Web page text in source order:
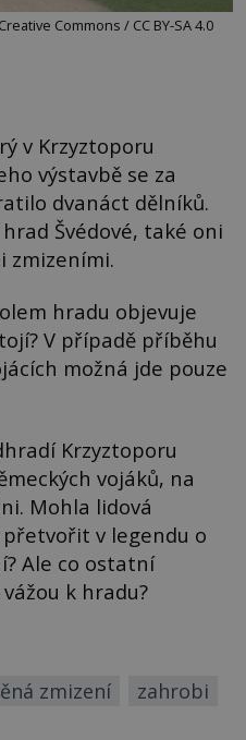
Commons / CC BY-SA 4.0
v Krzyztoporu
výstavbě se za
dvanáct dělníků.
Švédové, také oni
zmizeními.
hradu objevuje
V případě příběhu
možná jde pouze
Krzyztoporu
vojáků, na
Mohla lidová
v legendu o
Ale co ostatní
k hradu?
zmizení zahrobi